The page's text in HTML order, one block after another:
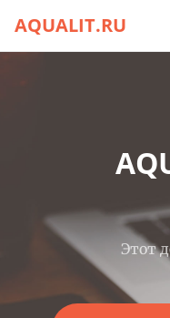
AQUALIT.RU
Этот